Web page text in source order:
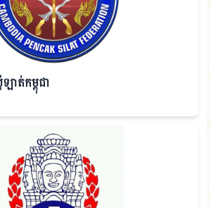
ត់កម្ពុជា